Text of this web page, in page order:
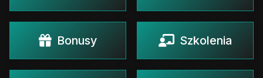
Bonusy Szkolenia